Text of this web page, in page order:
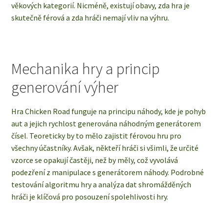
věkových kategorií. Nicméně, existují obavy, zda hra je
skutečně férová a zda hráči nemají vliv na výhru.
Mechanika hry a princip
generování výher
Hra Chicken Road funguje na principu náhody, kde je pohyb
aut a jejich rychlost generována náhodným generátorem
čísel. Teoreticky by to mělo zajistit férovou hru pro
všechny účastníky. Avšak, někteří hráči si všimli, že určité
vzorce se opakují častěji, než by měly, což vyvolává
podezření z manipulace s generátorem náhody. Podrobné
testování algoritmu hry a analýza dat shromážděných
hráči je klíčová pro posouzení spolehlivosti hry.